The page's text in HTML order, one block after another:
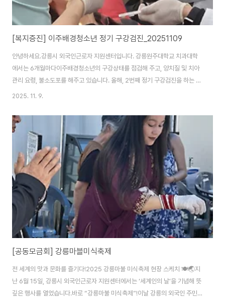
[복지증진] 이주배경청소년 정기 구강검진_20251109
안녕하세요.강릉시 외국인근로자 지원센터입니다. 강릉원주대학교 치과대학
에서는 6개월마다이주배경청소년의 구강상태를 점검해 주고, 양치질 및 치아
관리 요령, 불소도포를 해주고 있습니다. 올해, 2번째 정기 구강검진을 하는 날
입니다. 먼저, 검진을 해 줄 교수님을 비롯한 자원봉사학생 여러분이 왔습니다.
다.평소에 관리를 잘 해왔더라도 불소도포는 정기적으로 해 주는 것이 좋습니
다. 건강한 치아관리를 위한 기초라고 할 수 있습니다.5분 처치를 받기 위해 기
다리는 것이 지루해 하지 않을까 싶지만, 핸드폰도 있고, 휴일에 보는 친구도 있
고, 센터에 통역때문에 오는 자원봉사자도 있어서 몇몇을 빼고는 즐거운 시간
인가 봅니다. 조용히 해달라고 해도 딱!..
2025. 11. 9.
[공동모금회] 강릉마블미식축제
전 세계의 맛과 문화를 즐기다!2025 강릉마불 미식축제 현장 스케치 🍽🌏지
난 6월 15일, 강릉시 외국인근로자 지원센터에서는 ‘세계인의 날’을 기념해 뜻
깊은 행사를 열었습니다.바로 “강릉마불 미식축제”!이날 강릉의 외국인 주민,